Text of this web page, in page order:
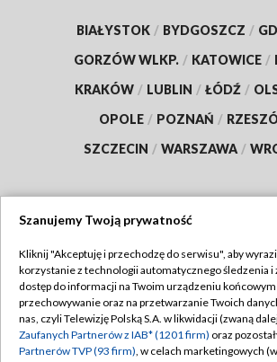
BIAŁYSTOK / BYDGOSZCZ /
GORZÓW WLKP. / KATOWICE /
KRAKÓW / LUBLIN / ŁÓDŹ /
OPOLE / POZNAŃ /
SZCZECIN / WARSZAWA /
TVP
Abonament TVP
Emisja w TVP
Regulamin TVP
Polityka prywatności
Szanujemy Twoją prywatność
Kliknij "Akceptuję i przechodzę do serwisu", aby
korzystanie z technologii automatycznego śledzenia i
dostęp do informacji na Twoim urządzeniu końcowym
przechowywanie oraz na przetwarzanie Twoich
nas, czyli Telewizję Polską S.A. w likwidacji (zwaną
Zaufanych Partnerów z IAB* (1201 firm) oraz
Partnerów TVP (93 firm), w celach marketingowych